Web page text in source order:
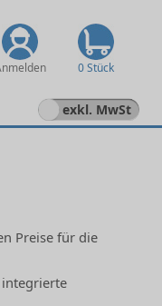
0 Stück
exkl. MwSt
Preise für die